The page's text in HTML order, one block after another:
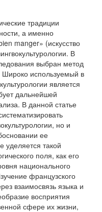
традиции
а именно
manger» (искусство
В
выбран метод
Широко используемый в
является
дальнейшей
В данной статье
но и
ее
уделяется такой
поля, как его
национального
французского
взаимосвязь языка и
восприятия
сфере их жизни,